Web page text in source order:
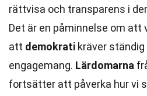
rättvisa och transparens i
Det är en påminnelse om att
att demokrati kräver
engagemang. Lärdomarna
fortsätter att påverka hur vi